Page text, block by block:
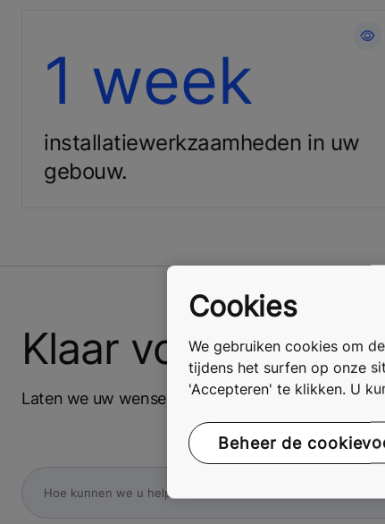
1 week
installatie­werkzaamheden in uw
gebouw.
Zorg voor tevreden mensen in uw
Klaar voor een
Laten we uw wensen bespreken. Vul het
Cookies
We gebruiken cookies om
tijdens het surfen op onze
'Accepteren' te klikken. U
Beheer de